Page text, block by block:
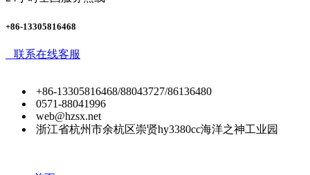
+86-13305816468
联系在线客服
+86-13305816468/88043727/86136480
0571-88041996
web@hzsx.net
浙江省杭州市余杭区崇贤hy3380cc海洋之神工业园